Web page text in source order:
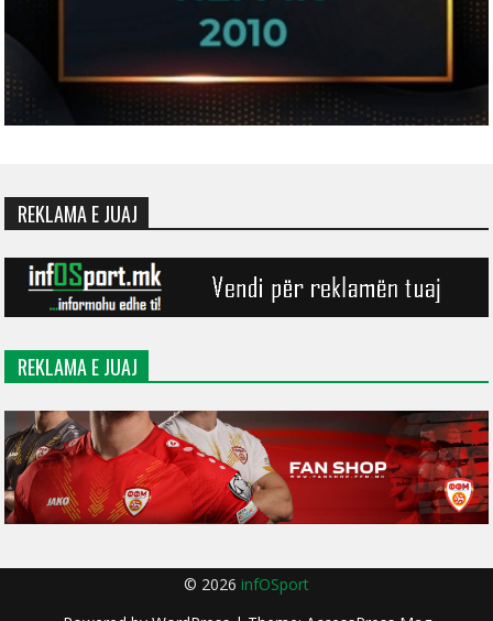
REKLAMA E JUAJ
REKLAMA E JUAJ
© 2026 infOSport